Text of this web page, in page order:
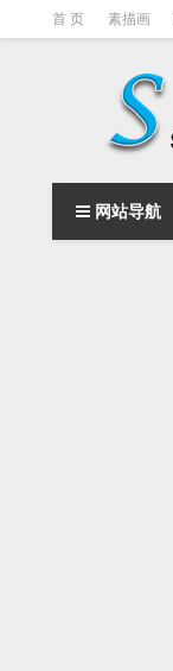
首 页 素描画
素描视频教程
网站导航